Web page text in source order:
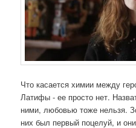
Что касается химии между
Латифы - ее просто нет.
ними, любовью тоже нельзя.
них был первый поцелуй, и